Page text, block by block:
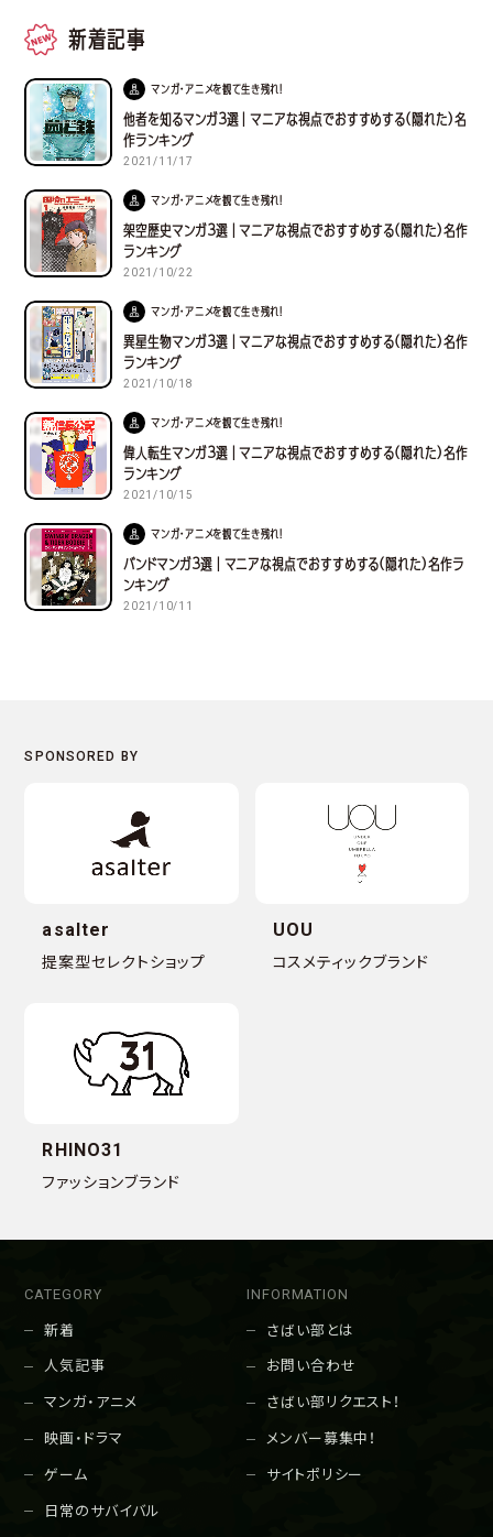
新着記事
マンガ・アニメを観て生き残れ！
他者を知るマンガ３選｜マニアな視点でおすすめする(隠れた)名
作ランキング
2021/11/17
マンガ・アニメを観て生き残れ！
架空歴史マンガ３選｜マニアな視点でおすすめする(隠れた)名作
ランキング
2021/10/22
マンガ・アニメを観て生き残れ！
異星生物マンガ３選｜マニアな視点でおすすめする(隠れた)名作
ランキング
2021/10/18
マンガ・アニメを観て生き残れ！
偉人転生マンガ３選｜マニアな視点でおすすめする(隠れた)名作
ランキング
2021/10/15
マンガ・アニメを観て生き残れ！
バンドマンガ３選｜マニアな視点でおすすめする(隠れた)名作ラ
ンキング
2021/10/11
asalter
提案型セレクトショップ
UOU
コスメティックブランド
RHINO31
ファッションブランド
CATEGORY
新着
人気記事
マンガ・アニメ
映画・ドラマ
ゲーム
日常のサバイバル
INFORMATION
さばい部とは
お問い合わせ
さばい部リクエスト！
メンバー募集中！
サイトポリシー